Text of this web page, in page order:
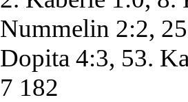
Nummelin 2:2,
Dopita 4:3, 53.
7 182